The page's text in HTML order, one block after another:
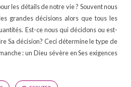
les détails de notre vie ? Souvent nous
grandes décisions alors que tous les
Est-ce nous qui décidons ou est-
Sa décision? Ceci détermine le type de
: un Dieu sévère en Ses exigences